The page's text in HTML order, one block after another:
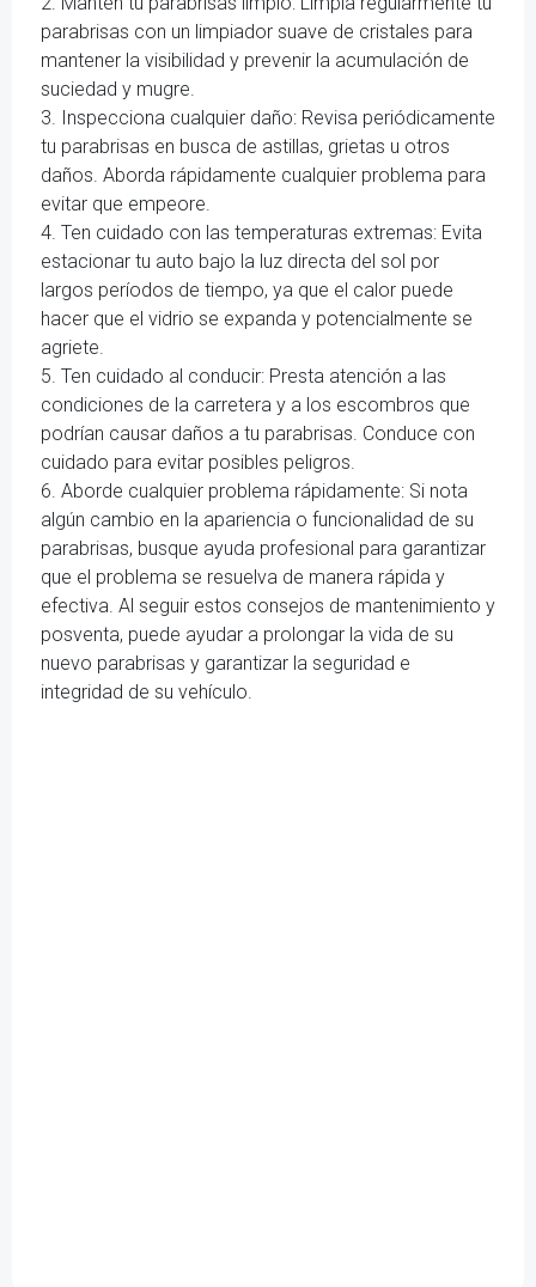
parabrisas con un limpiador suave de cristales para
mantener la visibilidad y prevenir la acumulación de
suciedad y mugre.
3. Inspecciona cualquier daño: Revisa periódicamente
tu parabrisas en busca de astillas, grietas u otros
daños. Aborda rápidamente cualquier problema para
evitar que empeore.
4. Ten cuidado con las temperaturas extremas: Evita
estacionar tu auto bajo la luz directa del sol por
largos períodos de tiempo, ya que el calor puede
hacer que el vidrio se expanda y potencialmente se
agriete.
5. Ten cuidado al conducir: Presta atención a las
condiciones de la carretera y a los escombros que
podrían causar daños a tu parabrisas. Conduce con
cuidado para evitar posibles peligros.
6. Aborde cualquier problema rápidamente: Si nota
algún cambio en la apariencia o funcionalidad de su
parabrisas, busque ayuda profesional para garantizar
que el problema se resuelva de manera rápida y
efectiva. Al seguir estos consejos de mantenimiento y
posventa, puede ayudar a prolongar la vida de su
nuevo parabrisas y garantizar la seguridad e
integridad de su vehículo.